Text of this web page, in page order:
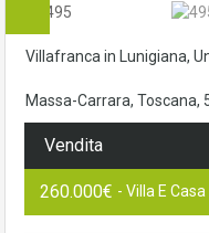
Villafranca in Lunigiana,
Massa-Carrara, Toscana,
Vendita
260.000€ - Villa E